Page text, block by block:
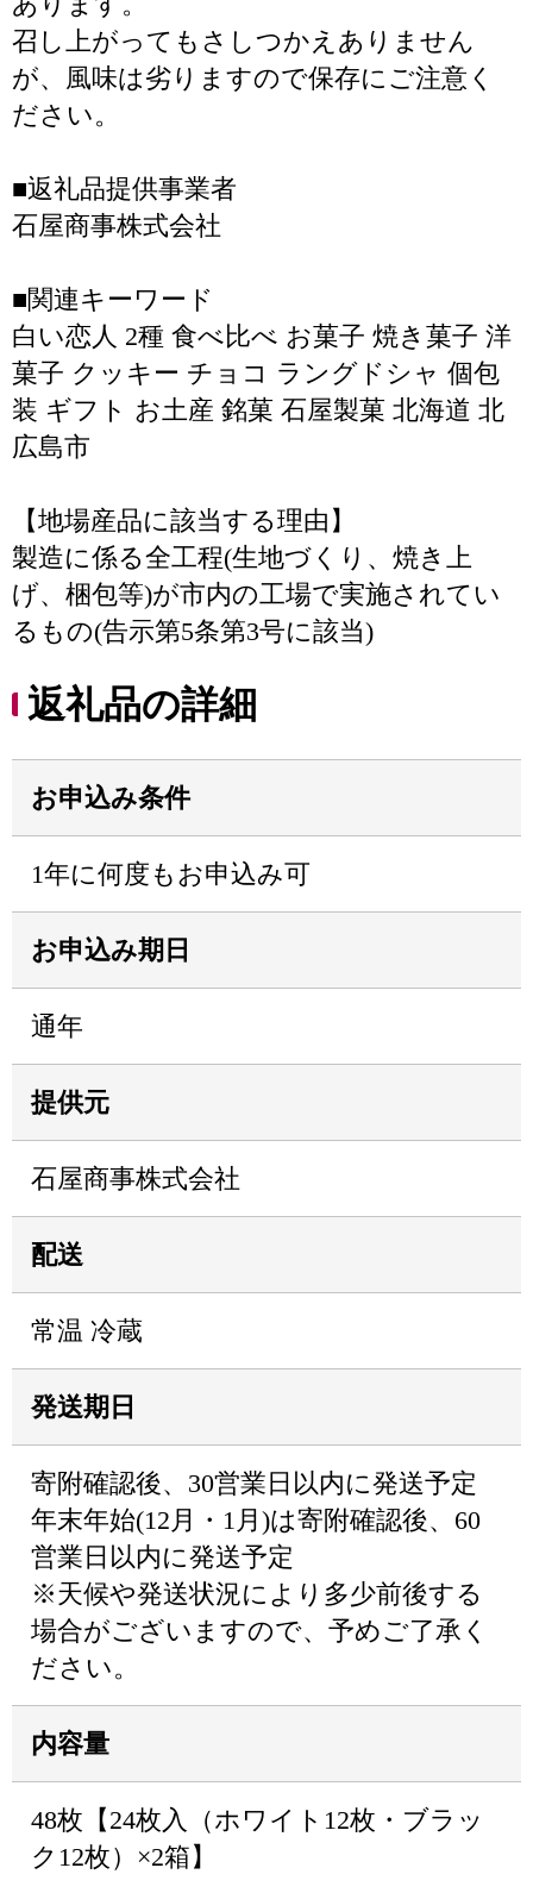
召し上がってもさしつかえありません
が、風味は劣りますので保存にご注意く
ださい。
■返礼品提供事業者
石屋商事株式会社
■関連キーワード
白い恋人 2種 食べ比べ お菓子 焼き菓子 洋
菓子 クッキー チョコ ラングドシャ 個包
装 ギフト お土産 銘菓 石屋製菓 北海道 北
広島市
【地場産品に該当する理由】
製造に係る全工程(生地づくり、焼き上
げ、梱包等)が市内の工場で実施されてい
るもの(告示第5条第3号に該当)
返礼品の詳細
お申込み条件
1年に何度もお申込み可
お申込み期日
通年
提供元
石屋商事株式会社
配送
常温 冷蔵
発送期日
寄附確認後、30営業日以内に発送予定
年末年始(12月・1月)は寄附確認後、60
営業日以内に発送予定
※天候や発送状況により多少前後する
場合がございますので、予めご了承く
ださい。
内容量
48枚【24枚入（ホワイト12枚・ブラッ
ク12枚）×2箱】